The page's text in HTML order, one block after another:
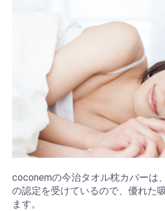
coconemの今治タオル枕カバーは
の認定を受けているので、優れた
ます。